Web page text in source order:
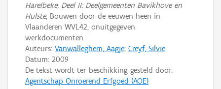
Harelbeke, Deel II: Deelgemeenten Bavikhove en
Hulste, Bouwen door de eeuwen heen in
Vlaanderen WVL42, onuitgegeven
werkdocumenten.
Auteurs: Vanwalleghem, Aagje; Creyf, Silvie
Datum: 2009
De tekst wordt ter beschikking gesteld door:
Agentschap Onroerend Erfgoed (AOE)